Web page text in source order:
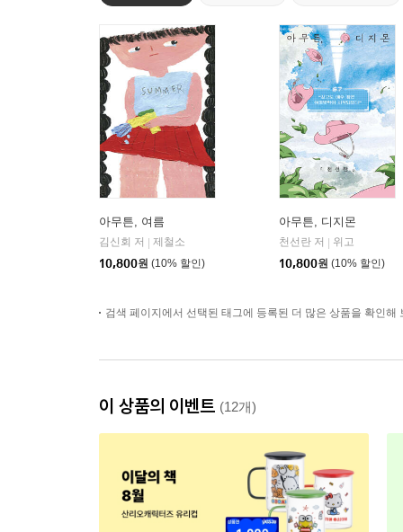
아무튼, 여름
김신회 저 | 제철소
10,800원 (10% 할인)
아무튼, 디지몬
천선란 저 | 위고
10,800원 (10% 할인)
검색 페이지에서 선택된 태그에 등록된 더 많은 상품을 확인해
이 상품의 이벤트 (12개)